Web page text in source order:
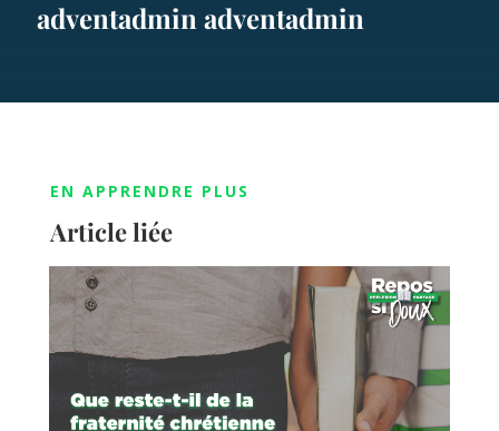
adventadmin adventadmin
EN APPRENDRE PLUS
Article liée